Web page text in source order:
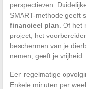
perspectieven. Duidelijke
SMART-methode geeft
financieel plan . Of
project, het
beschermen van je
nemen, geeft je vrijheid.
Een regelmatige
Enkele minuten per